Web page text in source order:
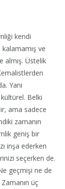
kendi
ve
almış. Üstelik
Yani
Belki
ama sadece
zamanın
geniş bir
inşa ederken
seçerken de.
geçmişi ne de
üç